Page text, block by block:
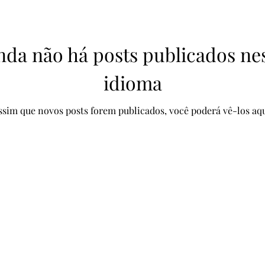
não há posts publicados
idioma
que novos posts forem publicados, você poderá vê-los